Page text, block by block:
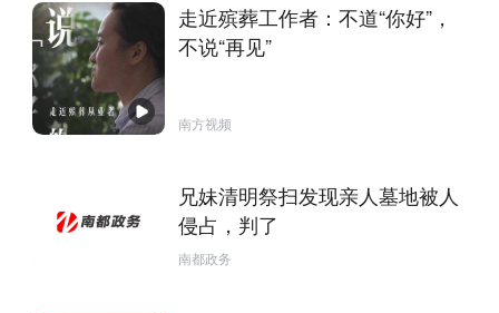
走近殡葬工作者：不道“你好”，
不说“再见”
南方视频
兄妹清明祭扫发现亲人墓地被人
侵占，判了
南都政务